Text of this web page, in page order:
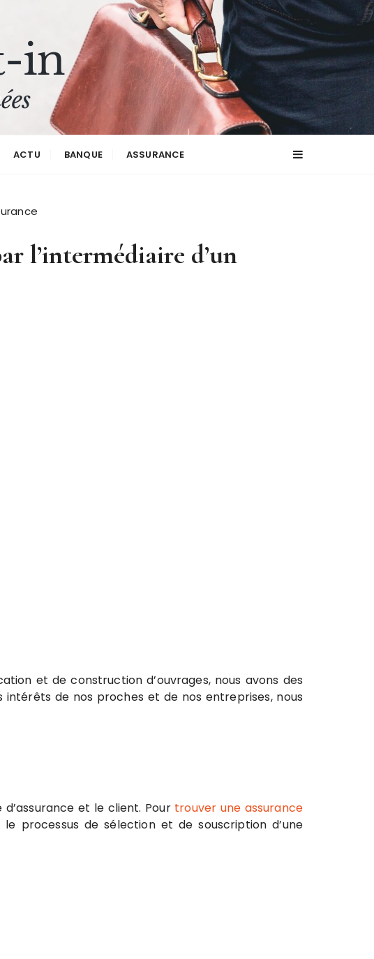
ACTU BANQUE ASSURANCE
l’intermédiaire d’un
et de construction d’ouvrages, nous avons des
de nos proches et de nos entreprises, nous
et le client. Pour trouver une assurance
processus de sélection et de souscription d’une